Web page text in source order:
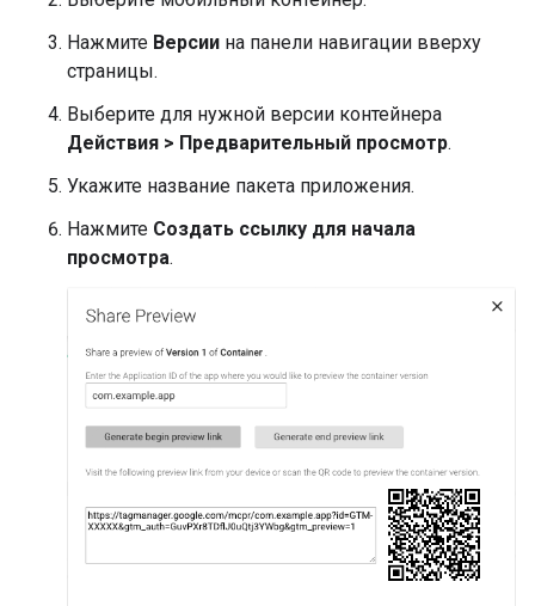
Нажмите Версии на панели навигации вверху
страницы.
Выберите для нужной версии контейнера
Действия > Предварительный просмотр.
Укажите название пакета приложения.
Нажмите Создать ссылку для начала
просмотра.